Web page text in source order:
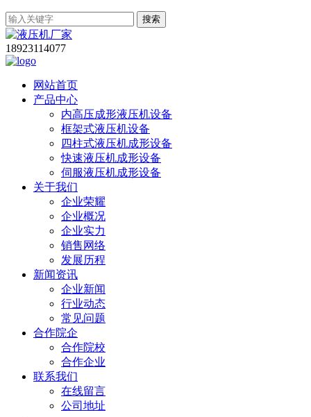
搜索
18923114077
网站首页
产品中心
内高压成形液压机设备
框架式液压机设备
四柱式液压机成形设备
快速液压机成形设备
伺服液压机成形设备
关于我们
企业荣耀
企业概况
企业实力
销售网络
发展历程
新闻资讯
企业新闻
行业动态
常见问题
合作院企
合作院校
合作企业
联系我们
在线留言
公司地址